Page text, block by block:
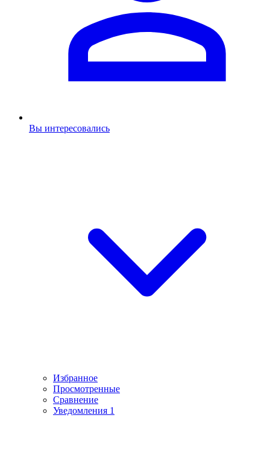
Вы интересовались
Избранное
Просмотренные
Сравнение
Уведомления 1